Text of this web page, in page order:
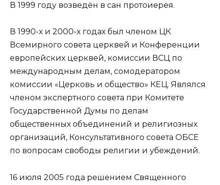
В 1999 году возведён в сан протоиерея.
В 1990-х и 2000-х годах был членом ЦК
Всемирного совета церквей и Конференции
европейских церквей, комиссии ВСЦ по
международным делам, сомодератором
комиссии «Церковь и общество» КЕЦ. Являлся
членом экспертного совета при Комитете
Государственной Думы по делам
общественных объединений и религиозных
организаций, Консультативного совета ОБСЕ
по вопросам свободы религии и убеждений.
16 июля 2005 года решением Священного